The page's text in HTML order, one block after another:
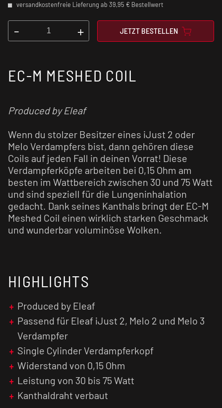
versandkostenfreie Lieferung ab 39,95 € Bestellwert
- + JETZT BESTELLEN
EC-M MESHED COIL
Produced by Eleaf
Wenn du stolzer Besitzer eines iJust 2 oder
Melo Verdampfers bist, dann gehören diese
Coils auf jeden Fall in deinen Vorrat! Diese
Verdampferköpfe arbeiten bei 0,15 Ohm am
besten im Wattbereich zwischen 30 und 75 Watt
und sind speziell für die Lungeninhalation
gedacht. Dank seines Kanthals bringt der EC-M
Meshed Coil einen wirklich starken Geschmack
und wunderbar voluminöse Wolken.
HIGHLIGHTS
Produced by Eleaf
Passend für Eleaf iJust 2, Melo 2 und Melo 3
Verdampfer
Single Cylinder Verdampferkopf
Widerstand von 0,15 Ohm
Leistung von 30 bis 75 Watt
Kanthaldraht verbaut